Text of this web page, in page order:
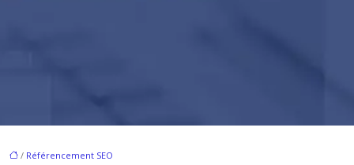
/ Référencement SEO